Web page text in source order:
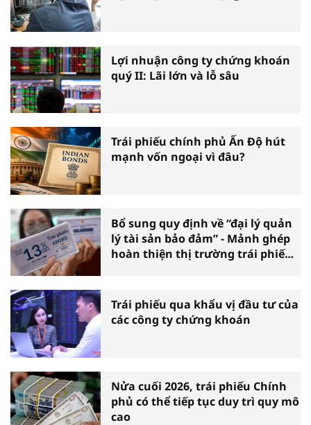
Lợi nhuận công ty chứng khoán
quý II: Lãi lớn và lỗ sâu
Trái phiếu chính phủ Ấn Độ hút
mạnh vốn ngoại vì đâu?
Bổ sung quy định về “đại lý quản
lý tài sản bảo đảm” - Mảnh ghép
hoàn thiện thị trường trái phiếu
Trái phiếu qua khẩu vị đầu tư của
các công ty chứng khoán
Nửa cuối 2026, trái phiếu Chính
phủ có thể tiếp tục duy trì quy mô
cao